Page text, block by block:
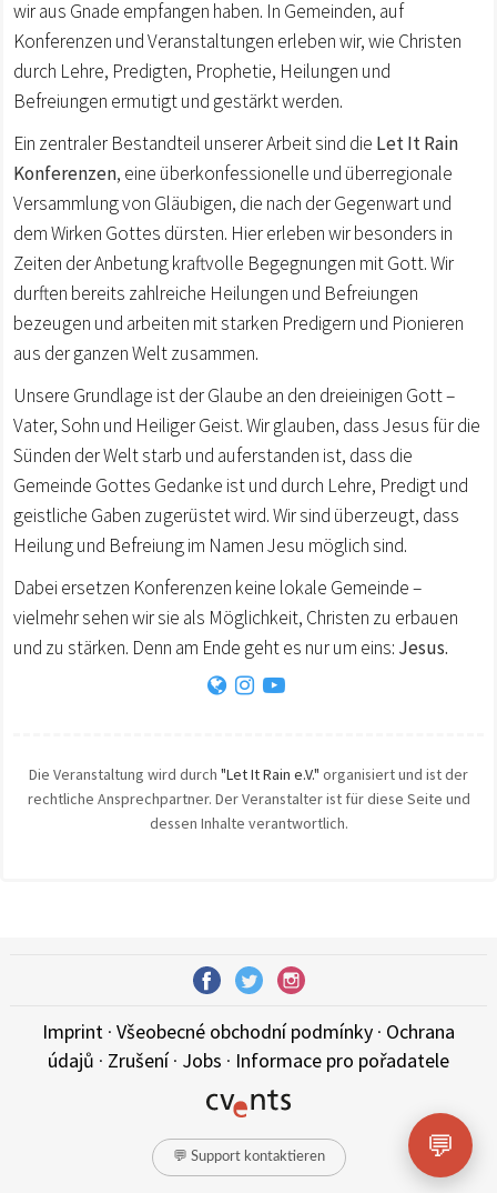
wir aus Gnade empfangen haben. In Gemeinden, auf
Konferenzen und Veranstaltungen erleben wir, wie Christen
durch Lehre, Predigten, Prophetie, Heilungen und
Befreiungen ermutigt und gestärkt werden.
Ein zentraler Bestandteil unserer Arbeit sind die Let It Rain
Konferenzen, eine überkonfessionelle und überregionale
Versammlung von Gläubigen, die nach der Gegenwart und
dem Wirken Gottes dürsten. Hier erleben wir besonders in
Zeiten der Anbetung kraftvolle Begegnungen mit Gott. Wir
durften bereits zahlreiche Heilungen und Befreiungen
bezeugen und arbeiten mit starken Predigern und Pionieren
aus der ganzen Welt zusammen.
Unsere Grundlage ist der Glaube an den dreieinigen Gott –
Vater, Sohn und Heiliger Geist. Wir glauben, dass Jesus für die
Sünden der Welt starb und auferstanden ist, dass die
Gemeinde Gottes Gedanke ist und durch Lehre, Predigt und
geistliche Gaben zugerüstet wird. Wir sind überzeugt, dass
Heilung und Befreiung im Namen Jesu möglich sind.
Dabei ersetzen Konferenzen keine lokale Gemeinde –
vielmehr sehen wir sie als Möglichkeit, Christen zu erbauen
und zu stärken. Denn am Ende geht es nur um eins: Jesus.
Die Veranstaltung wird durch "Let It Rain e.V." organisiert und ist der
rechtliche Ansprechpartner. Der Veranstalter ist für diese Seite und
dessen Inhalte verantwortlich.
Imprint · Všeobecné obchodní podmínky · Ochrana
údajů · Zrušení· Jobs · Informace pro pořadatele
💬 Support kontaktieren 💬